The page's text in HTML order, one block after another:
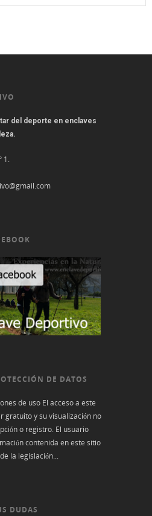
del deporte en enclaves
1.
DE DATOS
de uso El acceso a este
gratuito y su visualización no
o registro. El usuario
contenida en este sitio
la legislación...
DUDAS